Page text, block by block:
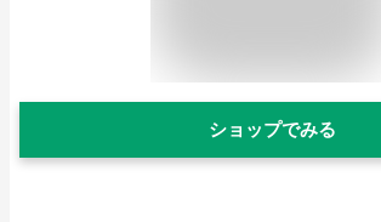
ショップでみる